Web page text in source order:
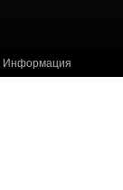
Информация